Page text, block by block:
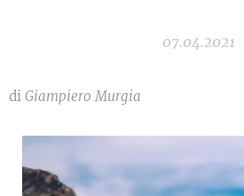
07.04.2021
di Giampiero Murgia